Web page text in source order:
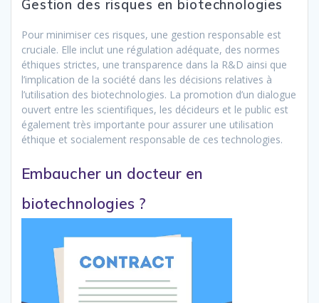
Gestion des risques en biotechnologies
Pour minimiser ces risques, une gestion responsable est
cruciale. Elle inclut une régulation adéquate, des normes
éthiques strictes, une transparence dans la R&D ainsi que
l’implication de la société dans les décisions relatives à
l’utilisation des biotechnologies. La promotion d’un dialogue
ouvert entre les scientifiques, les décideurs et le public est
également très importante pour assurer une utilisation
éthique et socialement responsable de ces technologies.
Embaucher un docteur en
biotechnologies ?